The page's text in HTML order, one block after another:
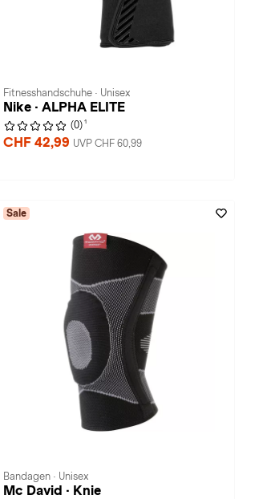
Fitnesshandschuhe · Unisex
Nike · ALPHA ELITE
(0) 1
CHF 42,99 UVP CHF 60,99
Sale
Bandagen · Unisex
Mc David · Knie